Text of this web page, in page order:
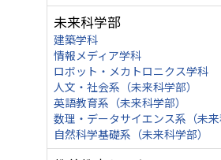
未来科学部
建築学科
情報メディア学科
ロボット・メカトロニクス学科
人文・社会系（未来科学部）
英語教育系（未来科学部）
数理・データサイエンス系（未来
自然科学基礎系（未来科学部）